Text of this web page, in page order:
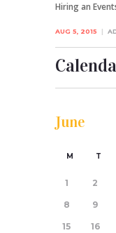
Hiring an
AUG 5, 2015
June
M T
1 2
8 9
15 16